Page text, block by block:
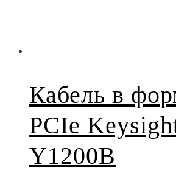
Кабель в
PCIe
Y1200B